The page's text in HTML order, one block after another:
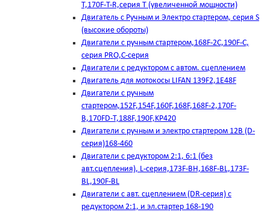
T,170F-T-R,серия Т (увеличенной мощности)
Двигатель с Ручным и Электро стартером, серия S
(высокие обороты)
Двигатели с ручным стартером,168F-2C,190F-C,
серия PRO,C-серия
Двигатели с редуктором с автом. сцеплением
Двигатель для мотокосы LIFAN 139F2,1E48F
Двигатели с ручным
стартером,152F,154F,160F,168F,168F-2,170F-
B,170FD-T,188F,190F,KP420
Двигатели с ручным и электро стартером 12В (D-
серия)168-460
Двигатели с редуктором 2:1, 6:1 (без
авт.сцепления), L-серия,173F-BH,168F-BL,173F-
BL,190F-BL
Двигатели с авт. сцеплением (DR-серия) с
редуктором 2:1, и эл.стартер 168-190